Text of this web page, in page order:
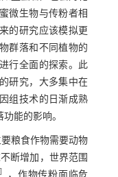
微生物与传粉者相
的研究应该模拟更
群落和不同植物的
行全面的探索。此
研究，大多集中在
组技术的日渐成熟
能的影响。
粮食作物需要动物
断增加，世界范围